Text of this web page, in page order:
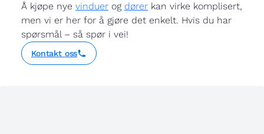
Å kjøpe nye vinduer og dører kan virke komplisert,
men vi er her for å gjøre det enkelt. Hvis du har
spørsmål – så spør i vei!
Kontakt oss